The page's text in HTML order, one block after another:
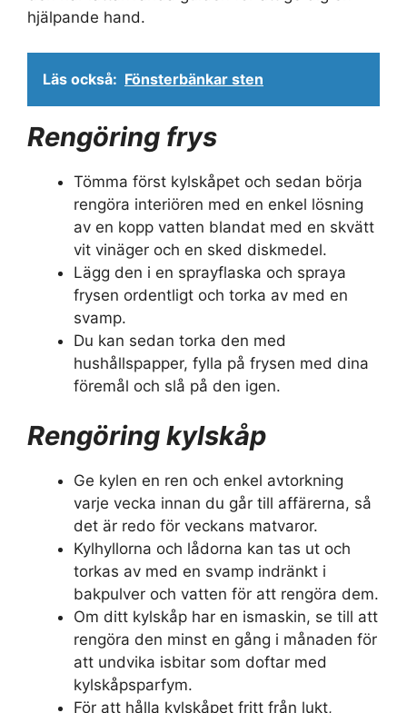
hjälpande hand.
Läs också: Fönsterbänkar sten
Rengöring frys
Tömma först kylskåpet och sedan börja
rengöra interiören med en enkel lösning
av en kopp vatten blandat med en skvätt
vit vinäger och en sked diskmedel.
Lägg den i en sprayflaska och spraya
frysen ordentligt och torka av med en
svamp.
Du kan sedan torka den med
hushållspapper, fylla på frysen med dina
föremål och slå på den igen.
Rengöring kylskåp
Ge kylen en ren och enkel avtorkning
varje vecka innan du går till affärerna, så
det är redo för veckans matvaror.
Kylhyllorna och lådorna kan tas ut och
torkas av med en svamp indränkt i
bakpulver och vatten för att rengöra dem.
Om ditt kylskåp har en ismaskin, se till att
rengöra den minst en gång i månaden för
att undvika isbitar som doftar med
kylskåpsparfym.
För att hålla kylskåpet fritt från lukt,